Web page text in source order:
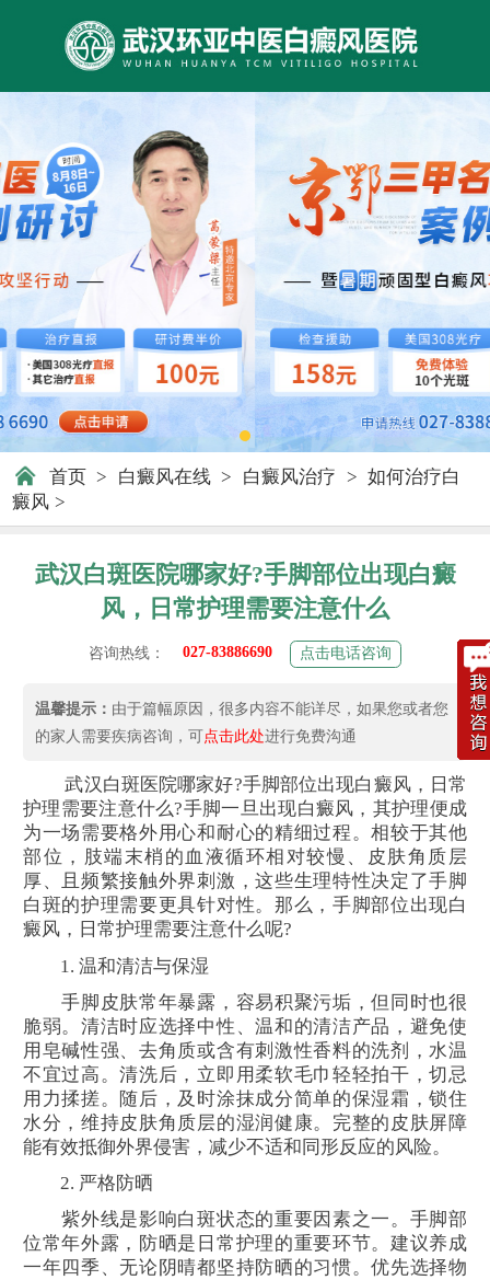
首页 > 白癜风在线 > 白癜风治疗 > 如何治疗白
癜风 >
武汉白斑医院哪家好?手脚部位出现白癜
风，日常护理需要注意什么
咨询热线： 027-83886690 点击电话咨询
温馨提示： 由于篇幅原因，很多内容不能详尽，如果您或者您
的家人需要疾病咨询，可点击此处进行免费沟通
武汉白斑医院哪家好?手脚部位出现白癜风，日常
护理需要注意什么?手脚一旦出现白癜风，其护理便成
为一场需要格外用心和耐心的精细过程。相较于其他
部位，肢端末梢的血液循环相对较慢、皮肤角质层
厚、且频繁接触外界刺激，这些生理特性决定了手脚
白斑的护理需要更具针对性。那么，手脚部位出现白
癜风，日常护理需要注意什么呢?
1. 温和清洁与保湿
手脚皮肤常年暴露，容易积聚污垢，但同时也很
脆弱。清洁时应选择中性、温和的清洁产品，避免使
用皂碱性强、去角质或含有刺激性香料的洗剂，水温
不宜过高。清洗后，立即用柔软毛巾轻轻拍干，切忌
用力揉搓。随后，及时涂抹成分简单的保湿霜，锁住
水分，维持皮肤角质层的湿润健康。完整的皮肤屏障
能有效抵御外界侵害，减少不适和同形反应的风险。
2. 严格防晒
紫外线是影响白斑状态的重要因素之一。手脚部
位常年外露，防晒是日常护理的重要环节。建议养成
一年四季、无论阴晴都坚持防晒的习惯。优先选择物